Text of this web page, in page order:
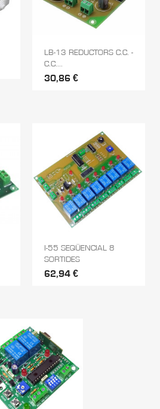
LB-13 REDUCTORS C.C. -
C.C....
30,86 €
I-55 SEQÜENCIAL 8
SORTIDES
62,94 €